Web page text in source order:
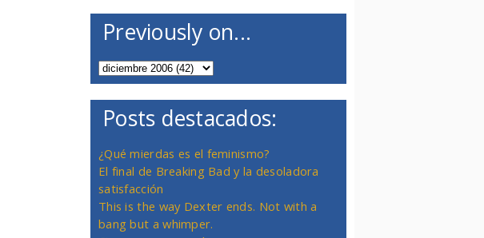
Previously on...
Posts destacados:
¿Qué mierdas es el feminismo?
El final de Breaking Bad y la desoladora
satisfacción
This is the way Dexter ends. Not with a
bang but a whimper.